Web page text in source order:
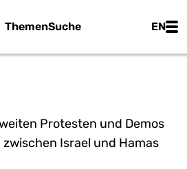
ThemenSuche EN
Protesten und Demos
Israel und Hamas